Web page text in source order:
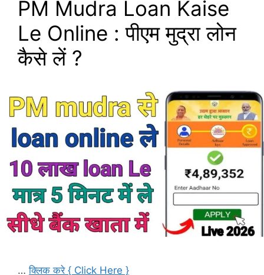
PM Mudra Loan Kaise
Le Online : पीएम मुद्रा लोन
कैसे लें ?
…क्लिक करे { Click Here }